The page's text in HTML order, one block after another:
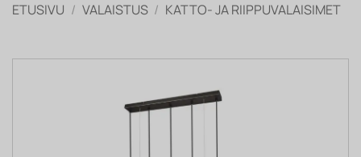
ETUSIVU / VALAISTUS / KATTO- JA RIIPPUVALAISIMET